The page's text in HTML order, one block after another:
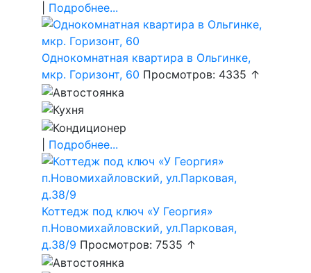
Подробнее...
Однокомнатная квартира в Ольгинке,
мкр. Горизонт, 60 Просмотров: 4335 ↑
Подробнее...
Коттедж под ключ «У Георгия»
п.Новомихайловский, ул.Парковая,
д.38/9 Просмотров: 7535 ↑